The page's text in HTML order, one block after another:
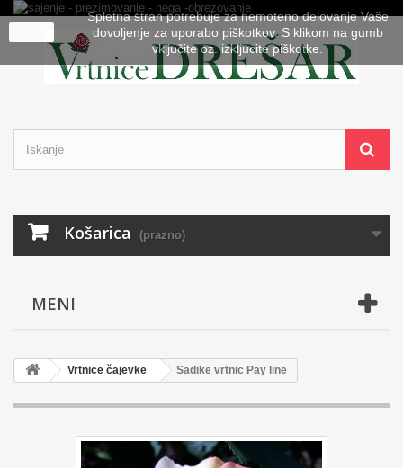
Košarica (prazno)
MENI
Vrtnice čajevke Sadike vrtnic Pay line
Spletna stran potrebuje za nemoteno delovanje Vaše
dovoljenje za uporabo piškotkov. S klikom na gumb
vključite oz. izključite piškotke.